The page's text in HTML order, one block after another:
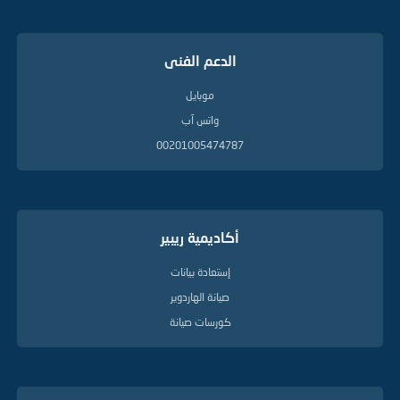
الدعم الفنى
موبايل
واتس آب
00201005474787
أكاديمية ريبير
إستعادة بيانات
صيانة الهاردوير
كورسات صيانة